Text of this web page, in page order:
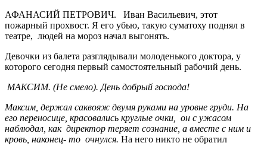
АФАНАСИЙ ПЕТРОВИЧ. Иван Васильевич, этот
пожарный прохвост. Я его убью, такую суматоху поднял в
театре, людей на мороз начал выгонять.
Девочки из балета разглядывали молоденького доктора, у
которого сегодня первый самостоятельный рабочий день.
МАКСИМ. (Не смело). День добрый господа!
Максим, держал саквояж двумя руками на уровне груди. На
его переносице, красовались круглые очки, он с ужасом
наблюдал, как директор теряет сознание, а вместе с ним и
кровь, наконец- то очнулся. На него никто не обратил